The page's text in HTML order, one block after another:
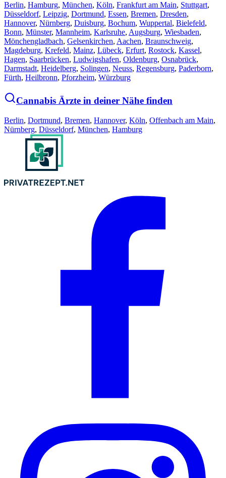
Berlin, Hamburg, München, Köln, Frankfurt am Main, Stuttgart,
Düsseldorf, Leipzig, Dortmund, Essen, Bremen, Dresden,
Hannover, Nürnberg, Duisburg, Bochum, Wuppertal, Bielefeld,
Bonn, Münster, Mannheim, Karlsruhe, Augsburg, Wiesbaden,
Mönchengladbach, Gelsenkirchen, Aachen, Braunschweig,
Magdeburg, Krefeld, Mainz, Lübeck, Erfurt, Rostock, Kassel,
Hagen, Saarbrücken, Ludwigshafen, Oldenburg, Osnabrück,
Darmstadt, Heidelberg, Solingen, Neuss, Regensburg, Paderborn,
Fürth, Heilbronn, Pforzheim, Würzburg
Cannabis Ärzte in deiner Nähe finden
Berlin, Dortmund, Bremen, Hannover, Köln, Offenbach am Main,
Nürnberg, Düsseldorf, München, Hamburg